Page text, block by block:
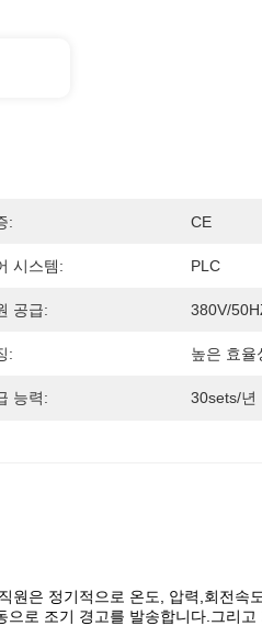
: CE
시스템: PLC
공급: 380V/
: 높은 효율
능력: 30sets/년
은 정기적으로 온도, 압력,회전속
로 조기 경고를 발송합니다.그리